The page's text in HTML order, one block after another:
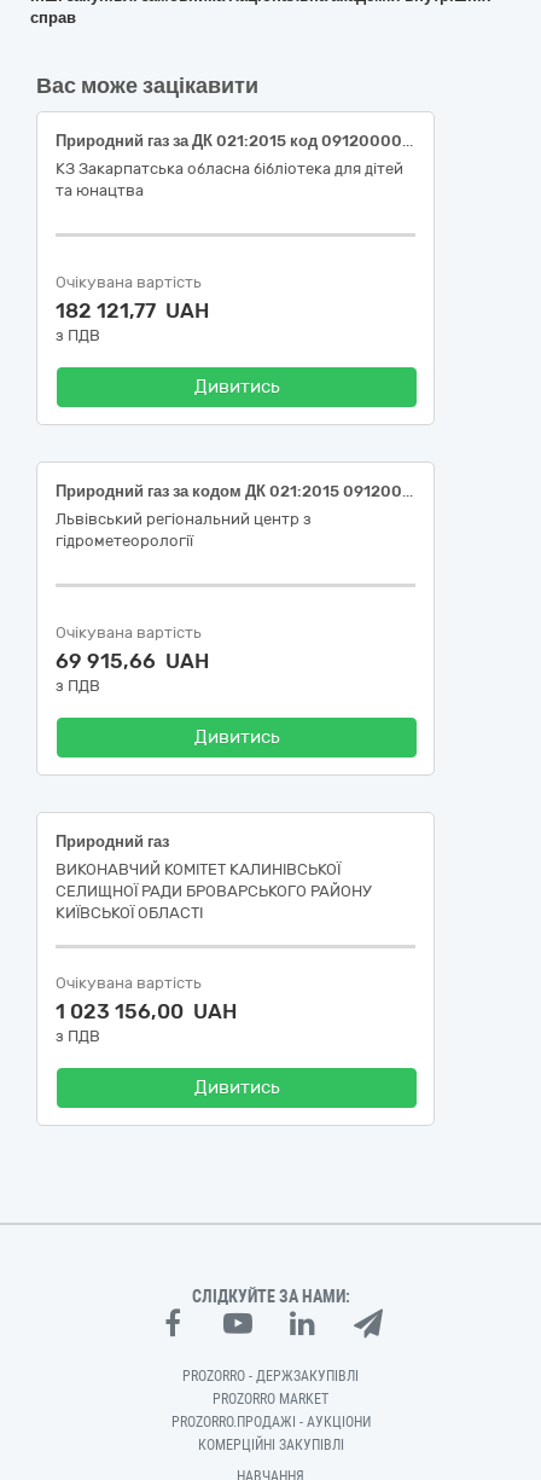
справ
Вас може зацікавити
Природний газ за ДК 021:2015 код 09120000-6 — "Газове паливо" (природний газ)
КЗ Закарпатська обласна бібліотека для дітей
та юнацтва
Очікувана вартість
182 121,77 UAH
з ПДВ
Дивитись
Природний газ за кодом ДК 021:2015 09120000-6 – Газове паливо
Львівський регіональний центр з
гідрометеорології
Очікувана вартість
69 915,66 UAH
з ПДВ
Дивитись
Природний газ
ВИКОНАВЧИЙ КОМІТЕТ КАЛИНІВСЬКОЇ
СЕЛИЩНОЇ РАДИ БРОВАРСЬКОГО РАЙОНУ
КИЇВСЬКОЇ ОБЛАСТІ
Очікувана вартість
1 023 156,00 UAH
з ПДВ
Дивитись
СЛІДКУЙТЕ ЗА НАМИ:
PROZORRO - ДЕРЖЗАКУПІВЛІ
PROZORRO MARKET
PROZORRO.ПРОДАЖІ - АУКЦІОНИ
КОМЕРЦІЙНІ ЗАКУПІВЛІ
НАВЧАННЯ